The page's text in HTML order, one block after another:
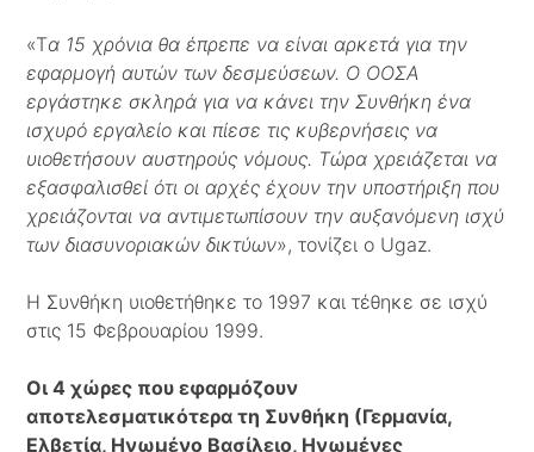
«Τα 15 χρόνια θα έπρεπε να είναι αρκετά για την
εφαρμογή αυτών των δεσμεύσεων. Ο ΟΟΣΑ
εργάστηκε σκληρά για να κάνει την Συνθήκη ένα
ισχυρό εργαλείο και πίεσε τις κυβερνήσεις να
υιοθετήσουν αυστηρούς νόμους. Τώρα χρειάζεται να
εξασφαλισθεί ότι οι αρχές έχουν την υποστήριξη που
χρειάζονται να αντιμετωπίσουν την αυξανόμενη ισχύ
των διασυνοριακών δικτύων», τονίζει ο Ugaz.
Η Συνθήκη υιοθετήθηκε το 1997 και τέθηκε σε ισχύ
στις 15 Φεβρουαρίου 1999.
Οι 4 χώρες που εφαρμόζουν
αποτελεσματικότερα τη Συνθήκη (Γερμανία,
Ελβετία, Ηνωμένο Βασίλειο, Ηνωμένες